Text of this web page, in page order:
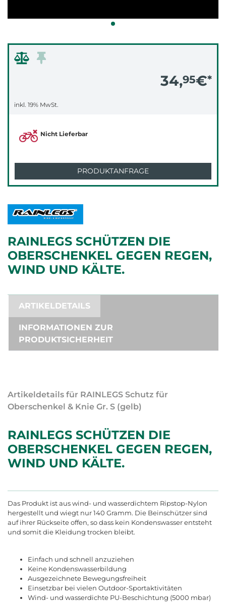
34,95€*
inkl. 19% MwSt.
Nicht Lieferbar
PRODUKTANFRAGE
RAINLEGS SCHÜTZEN DIE
OBERSCHENKEL GEGEN REGEN,
WIND UND KÄLTE.
ARTIKELDETAILS
INFORMATIONEN ZUR
PRODUKTSICHERHEIT
Artikeldetails für RAINLEGS Schutz für
Oberschenkel & Knie Gr. S (gelb)
RAINLEGS SCHÜTZEN DIE
OBERSCHENKEL GEGEN REGEN,
WIND UND KÄLTE.
Das Produkt ist aus wind- und wasserdichtem Ripstop-Nylon
hergestellt und wiegt nur 140 Gramm. Die Beinschützer sind
auf ihrer Rückseite offen, so dass kein Kondenswasser entsteht
und somit die Kleidung trocken bleibt.
Einfach und schnell anzuziehen
Keine Kondenswasserbildung
Ausgezeichnete Bewegungsfreiheit
Einsetzbar bei vielen Outdoor-Sportaktivitäten
Wind- und wasserdichte PU-Beschichtung (5000 mbar)